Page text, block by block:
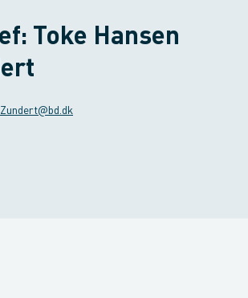
Toke Hansen